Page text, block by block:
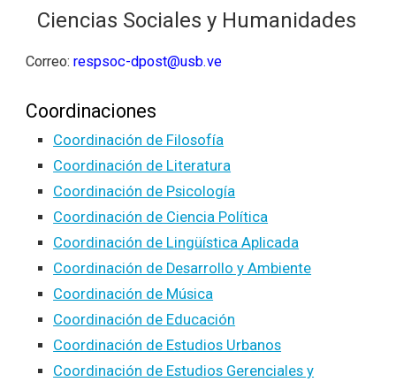
Ciencias Sociales y Humanidades
Correo: respsoc-dpost@usb.ve
Coordinaciones
Coordinación de Filosofía
Coordinación de Literatura
Coordinación de Psicología
Coordinación de Ciencia Política
Coordinación de Lingüística Aplicada
Coordinación de Desarrollo y Ambiente
Coordinación de Música
Coordinación de Educación
Coordinación de Estudios Urbanos
Coordinación de Estudios Gerenciales y